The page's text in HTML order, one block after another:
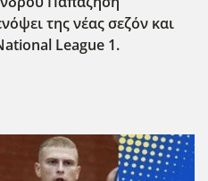
της νέας σεζόν και
League 1.